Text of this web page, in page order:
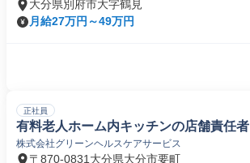
大分県別府市大字鶴見
月給27万円～49万円
正社員
有料老人ホーム内キッチンの店舗責任者
株式会社グリーンヘルスケアサービス
〒870-0831大分県大分市要町